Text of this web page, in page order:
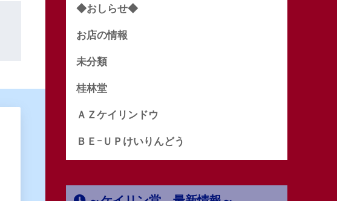
◆おしらせ◆
お店の情報
未分類
桂林堂
ＡＺケイリンドウ
ＢＥｰＵＰけいりんどう